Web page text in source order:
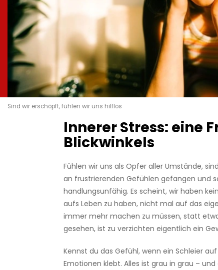
Sind wir erschöpft, fühlen wir uns hilflos
Innerer Stress: eine
Blickwinkels
Fühlen wir uns als Opfer aller Umstände,
an frustrierenden Gefühlen gefangen und
handlungsunfähig. Es scheint, wir haben
aufs Leben zu haben, nicht mal auf das
immer mehr machen zu müssen, statt
gesehen, ist zu verzichten eigentlich ein
Kennst du das Gefühl, wenn ein Schleier
Emotionen klebt. Alles ist grau in grau –